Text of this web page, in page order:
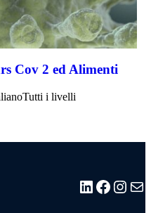
ed Alimenti
livelli
Corso
LinkedIn